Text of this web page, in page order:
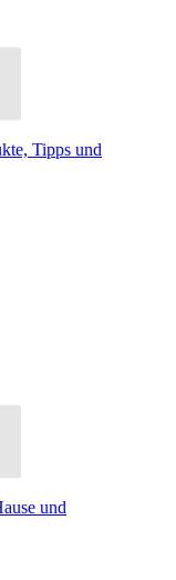
Tipps und
und